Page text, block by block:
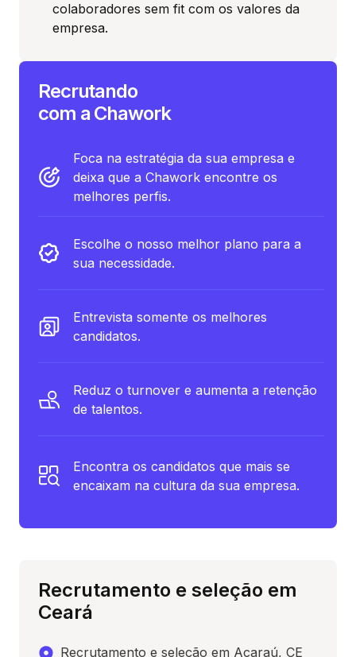
colaboradores sem fit com os valores da
empresa.
Recrutando
com a Chawork
Foca na estratégia da sua empresa e
deixa que a Chawork encontre os
melhores perfis.
Escolhe o nosso melhor plano para a
sua necessidade.
Entrevista somente os melhores
candidatos.
Reduz o turnover e aumenta a retenção
de talentos.
Encontra os candidatos que mais se
encaixam na cultura da sua empresa.
Recrutamento e seleção em
Ceará
Recrutamento e seleção em Acaraú, CE